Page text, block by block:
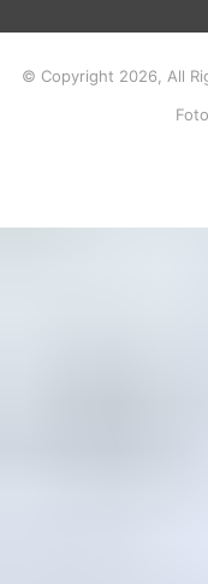
© Copyright 2026, All